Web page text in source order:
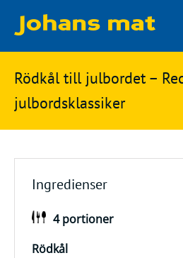
Matbloggen
Innertemperaturer
Ingredienser
Matsnack
Ölsnack
Topplistan
Bryggerier
Sök
på
Johans
mat
Rödkål till julbordet –
julbordsklassiker
Ingredienser
4 portioner
Rödkål